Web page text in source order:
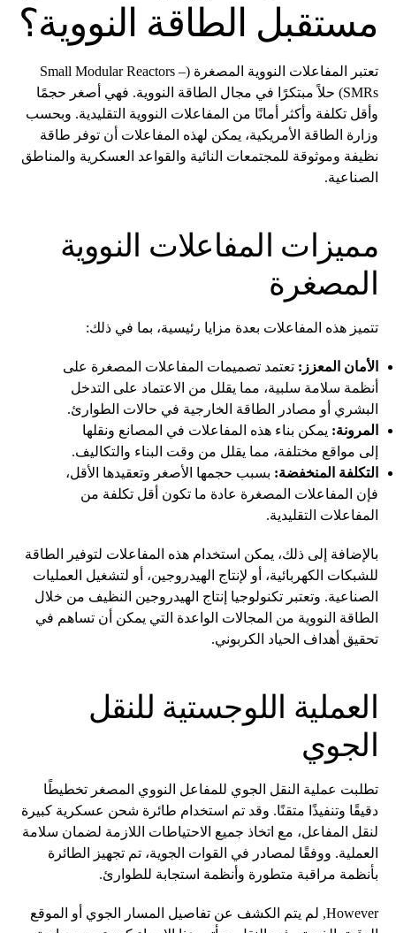
مستقبل الطاقة النووية؟
تعتبر المفاعلات النووية المصغرة (Small Modular Reactors –
SMRs) حلاً مبتكرًا في مجال الطاقة النووية. فهي أصغر حجمًا
وأقل تكلفة وأكثر أمانًا من المفاعلات النووية التقليدية. وبحسب
وزارة الطاقة الأمريكية، يمكن لهذه المفاعلات أن توفر طاقة
نظيفة وموثوقة للمجتمعات النائية والقواعد العسكرية والمناطق
الصناعية.
مميزات المفاعلات النووية
المصغرة
تتميز هذه المفاعلات بعدة مزايا رئيسية، بما في ذلك:
الأمان المعزز: تعتمد تصميمات المفاعلات المصغرة على
أنظمة سلامة سلبية، مما يقلل من الاعتماد على التدخل
البشري أو مصادر الطاقة الخارجية في حالات الطوارئ.
المرونة: يمكن بناء هذه المفاعلات في المصانع ونقلها
إلى مواقع مختلفة، مما يقلل من وقت البناء والتكاليف.
التكلفة المنخفضة: بسبب حجمها الأصغر وتعقيدها الأقل،
فإن المفاعلات المصغرة عادة ما تكون أقل تكلفة من
المفاعلات التقليدية.
بالإضافة إلى ذلك، يمكن استخدام هذه المفاعلات لتوفير الطاقة
للشبكات الكهربائية، أو لإنتاج الهيدروجين، أو لتشغيل العمليات
الصناعية. وتعتبر تكنولوجيا إنتاج الهيدروجين النظيف من خلال
الطاقة النووية من المجالات الواعدة التي يمكن أن تساهم في
تحقيق أهداف الحياد الكربوني.
العملية اللوجستية للنقل
الجوي
تطلبت عملية النقل الجوي للمفاعل النووي المصغر تخطيطًا
دقيقًا وتنفيذًا متقنًا. وقد تم استخدام طائرة شحن عسكرية كبيرة
لنقل المفاعل، مع اتخاذ جميع الاحتياطات اللازمة لضمان سلامة
العملية. ووفقًا لمصادر في القوات الجوية، تم تجهيز الطائرة
بأنظمة مراقبة متطورة وأنظمة استجابة للطوارئ.
However, لم يتم الكشف عن تفاصيل المسار الجوي أو الموقع